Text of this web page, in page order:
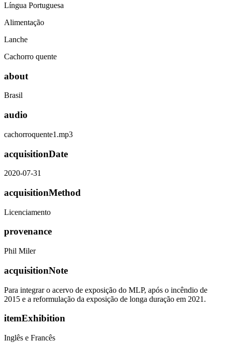
Língua Portuguesa
Alimentação
Lanche
Cachorro quente
about
Brasil
audio
cachorroquente1.mp3
acquisitionDate
2020-07-31
acquisitionMethod
Licenciamento
provenance
Phil Miler
acquisitionNote
Para integrar o acervo de exposição do MLP, após o incêndio de
2015 e a reformulação da exposição de longa duração em 2021.
itemExhibition
Inglês e Francês